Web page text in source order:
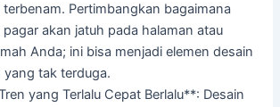
Pertimbangkan bagaimana
akan jatuh pada halaman atau
Anda; ini bisa menjadi elemen desain
yang tak terduga.
yang Terlalu Cepat Berlalu**: Desain